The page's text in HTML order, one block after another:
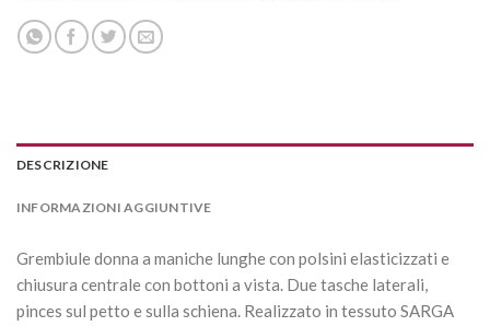
DESCRIZIONE
INFORMAZIONI AGGIUNTIVE
Grembiule donna a maniche lunghe con polsini elasticizzati e
chiusura centrale con bottoni a vista. Due tasche laterali,
pinces sul petto e sulla schiena. Realizzato in tessuto SARGA